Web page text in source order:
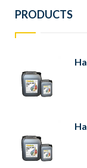
PRODUCTS